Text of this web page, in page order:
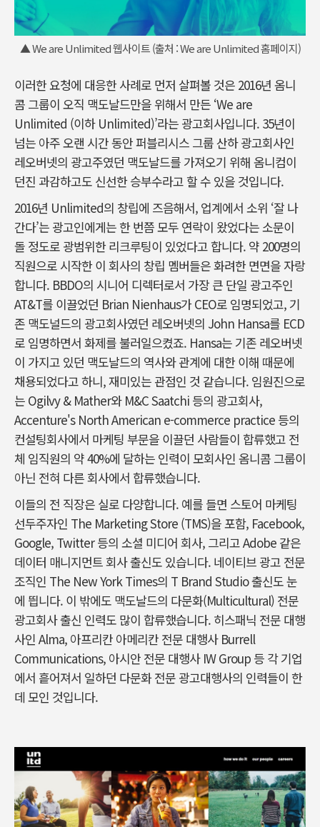
▲ We are Unlimited 웹사이트 (출처 : We are Unlimited 홈페이지)
이러한 요청에 대응한 사례로 먼저 살펴볼 것은 2016년 옴니
콤 그룹이 오직 맥도날드만을 위해서 만든 ‘We are
Unlimited (이하 Unlimited)’라는 광고회사입니다. 35년이
넘는 아주 오랜 시간 동안 퍼블리시스 그룹 산하 광고회사인
레오버넷의 광고주였던 맥도날드를 가져오기 위해 옴니컴이
던진 과감하고도 신선한 승부수라고 할 수 있을 것입니다.
2016년 Unlimited의 창립에 즈음해서, 업계에서 소위 ‘잘 나
간다’는 광고인에게는 한 번쯤 모두 연락이 왔었다는 소문이
돌 정도로 광범위한 리크루팅이 있었다고 합니다. 약 200명의
직원으로 시작한 이 회사의 창립 멤버들은 화려한 면면을 자랑
합니다. BBDO의 시니어 디렉터로서 가장 큰 단일 광고주인
AT&T를 이끌었던 Brian Nienhaus가 CEO로 임명되었고, 기
존 맥도널드의 광고회사였던 레오버넷의 John Hansa를 ECD
로 임명하면서 화제를 불러일으켰죠. Hansa는 기존 레오버넷
이 가지고 있던 맥도날드의 역사와 관계에 대한 이해 때문에
채용되었다고 하니, 재미있는 관점인 것 같습니다. 임원진으로
는 Ogilvy & Mather와 M&C Saatchi 등의 광고회사,
Accenture's North American e-commerce practice 등의
컨설팅회사에서 마케팅 부문을 이끌던 사람들이 합류했고 전
체 임직원의 약 40%에 달하는 인력이 모회사인 옴니콤 그룹이
아닌 전혀 다른 회사에서 합류했습니다.
이들의 전 직장은 실로 다양합니다. 예를 들면 스토어 마케팅
선두주자인 The Marketing Store (TMS)을 포함, Facebook,
Google, Twitter 등의 소셜 미디어 회사, 그리고 Adobe 같은
데이터 매니지먼트 회사 출신도 있습니다. 네이티브 광고 전문
조직인 The New York Times의 T Brand Studio 출신도 눈
에 띕니다. 이 밖에도 맥도날드의 다문화(Multicultural) 전문
광고회사 출신 인력도 많이 합류했습니다. 히스패닉 전문 대행
사인 Alma, 아프리칸 아메리칸 전문 대행사 Burrell
Communications, 아시안 전문 대행사 IW Group 등 각 기업
에서 흩어져서 일하던 다문화 전문 광고대행사의 인력들이 한
데 모인 것입니다.